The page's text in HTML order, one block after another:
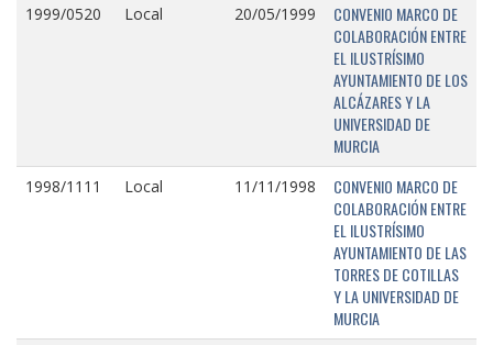
1999/0520 Local 20/05/1999
CONVENIO MARCO DE
COLABORACIÓN ENTRE
EL ILUSTRÍSIMO
AYUNTAMIENTO DE LOS
ALCÁZARES Y LA
UNIVERSIDAD DE
MURCIA
1998/1111 Local 11/11/1998
CONVENIO MARCO DE
COLABORACIÓN ENTRE
EL ILUSTRÍSIMO
AYUNTAMIENTO DE LAS
TORRES DE COTILLAS
Y LA UNIVERSIDAD DE
MURCIA